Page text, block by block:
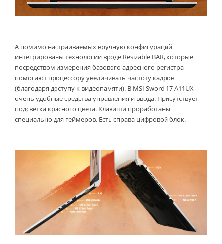
А помимо настраиваемых вручную конфигураций
интегрированы технологии вроде Resizable BAR, которые
посредством измерения базового адресного регистра
помогают процессору увеличивать частоту кадров
(благодаря доступу к видеопамяти). В MSI Sword 17 A11UX
очень удобные средства управления и ввода. Присутствует
подсветка красного цвета. Клавиши проработаны
специально для геймеров. Есть справа цифровой блок.